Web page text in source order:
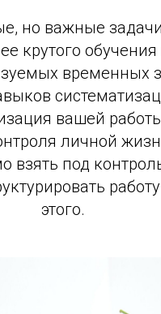
но важные
крутого
временных
вашей
личной
взять под
этого.